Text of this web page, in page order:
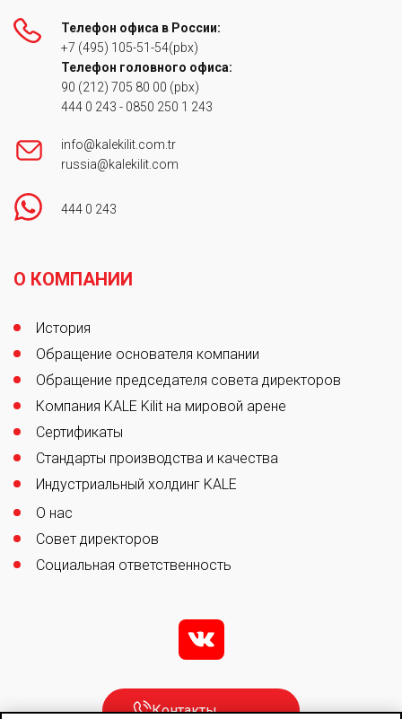
Телефон офиса в России:
+7 (495) 105-51-54(pbx)
Телефон головного офиса:
90 (212) 705 80 00 (pbx)
444 0 243 - 0850 250 1 243
info@kalekilit.com.tr
russia@kalekilit.com
444 0 243
О КОМПАНИИ
История
Обращение основателя компании
Обращение председателя совета директоров
Компания KALE Kilit на мировой арене
Сертификаты
Стандарты производства и качества
Индустриальный холдинг KALE
О нас
Совет директоров
Социальная ответственность
v
Контакты